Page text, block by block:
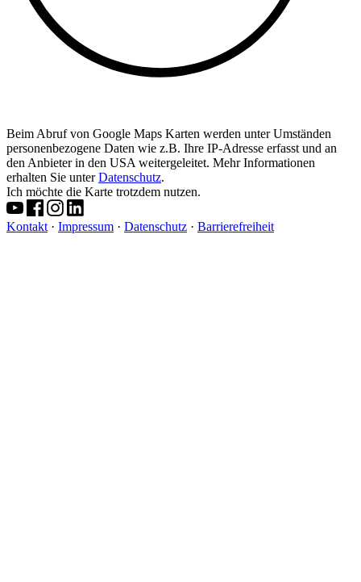
Beim Abruf von Google Maps Karten werden unter Umständen
personenbezogene Daten wie z.B. Ihre IP-Adresse erfasst und an
den Anbieter in den USA weitergeleitet. Mehr Informationen
erhalten Sie unterDatenschutz.
Ich möchte die Karte trotzdem nutzen.
Kontakt · Impressum · Datenschutz · Barrierefreiheit